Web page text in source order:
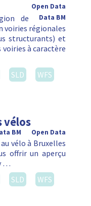
Open Data
Data BM
de
voiries régionales
structurants) et
à caractère
SLD
WFS
vélos
Open Data
BM
vélo à Bruxelles
offrir un aperçu
…
SLD
WFS